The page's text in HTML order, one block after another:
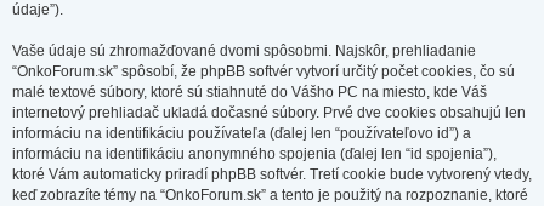
údaje”).
Vaše údaje sú zhromažďované dvomi spôsobmi. Najskôr, prehliadanie
“OnkoForum.sk” spôsobí, že phpBB softvér vytvorí určitý počet cookies, čo sú
malé textové súbory, ktoré sú stiahnuté do Vášho PC na miesto, kde Váš
internetový prehliadač ukladá dočasné súbory. Prvé dve cookies obsahujú len
informáciu na identifikáciu používateľa (ďalej len “používateľovo id”) a
informáciu na identifikáciu anonymného spojenia (ďalej len “id spojenia”),
ktoré Vám automaticky priradí phpBB softvér. Tretí cookie bude vytvorený vtedy,
keď zobrazíte témy na “OnkoForum.sk” a tento je použitý na rozpoznanie, ktoré